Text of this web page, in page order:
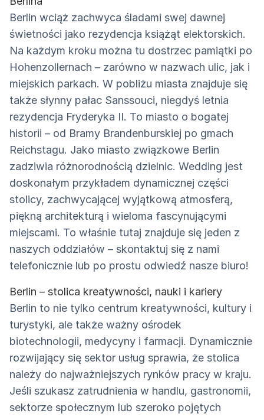
Berlin wciąż zachwyca śladami swej dawnej
świetności jako rezydencja książąt elektorskich.
Na każdym kroku można tu dostrzec pamiątki po
Hohenzollernach – zarówno w nazwach ulic, jak i
miejskich parkach. W pobliżu miasta znajduje się
także słynny pałac Sanssouci, niegdyś letnia
rezydencja Fryderyka II. To miasto o bogatej
historii – od Bramy Brandenburskiej po gmach
Reichstagu. Jako miasto związkowe Berlin
zadziwia różnorodnością dzielnic. Wedding jest
doskonałym przykładem dynamicznej części
stolicy, zachwycającej wyjątkową atmosferą,
piękną architekturą i wieloma fascynującymi
miejscami. To właśnie tutaj znajduje się jeden z
naszych oddziałów – skontaktuj się z nami
telefonicznie lub po prostu odwiedź nasze biuro!
Berlin – stolica kreatywności, nauki i kariery
Berlin to nie tylko centrum kreatywności, kultury i
turystyki, ale także ważny ośrodek
biotechnologii, medycyny i farmacji. Dynamicznie
rozwijający się sektor usług sprawia, że stolica
należy do najważniejszych rynków pracy w kraju.
Jeśli szukasz zatrudnienia w handlu, gastronomii,
sektorze społecznym lub szeroko pojętych